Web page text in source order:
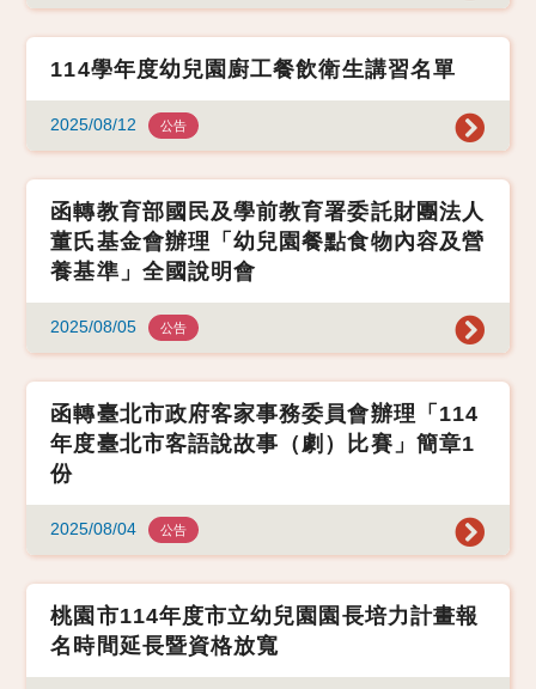
114學年度幼兒園廚工餐飲衛生講習名單
2025/08/12 公告
函轉教育部國民及學前教育署委託財團法人
董氏基金會辦理「幼兒園餐點食物內容及營
養基準」全國說明會
2025/08/05 公告
函轉臺北市政府客家事務委員會辦理「114
年度臺北市客語說故事（劇）比賽」簡章1
份
2025/08/04 公告
桃園市114年度市立幼兒園園長培力計畫報
名時間延長暨資格放寬